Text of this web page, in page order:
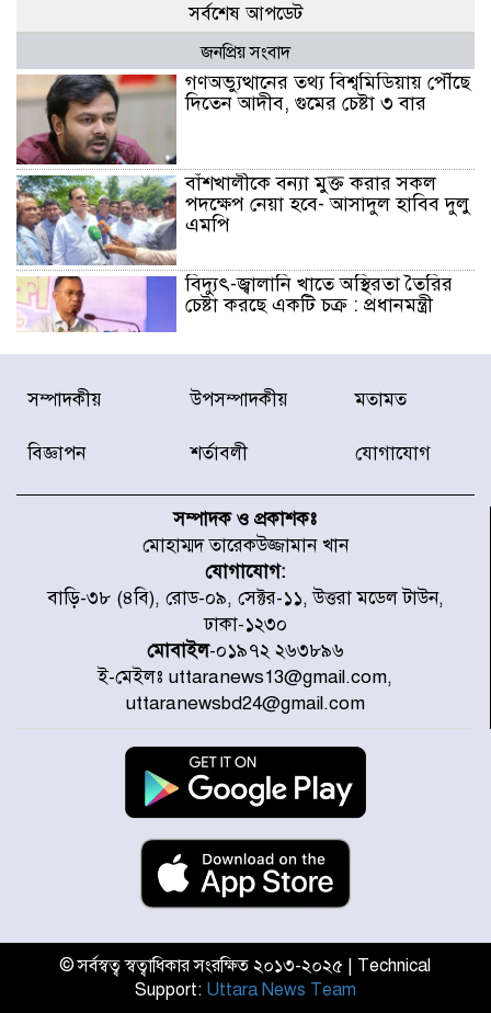
সর্বশেষ আপডেট
জনপ্রিয় সংবাদ
গণঅভ্যুত্থানের তথ্য বিশ্বমিডিয়ায় পৌঁছে
দিতেন আদীব, গুমের চেষ্টা ৩ বার
বাঁশখালীকে বন্যা মুক্ত করার সকল
পদক্ষেপ নেয়া হবে- আসাদুল হাবিব দুলু
এমপি
বিদ্যুৎ-জ্বালানি খাতে অস্থিরতা তৈরির
চেষ্টা করছে একটি চক্র : প্রধানমন্ত্রী
টাইফুন ‘ডলফিনের’ আঘাতে জাপানে
৫ আহত, চীনে বন্দর বন্ধ
বরাদ্দের ঘোষণা স্থানীয় সরকার মন্ত্রীর
জুলাই জাদুঘর ঘুরে দেখলেন এনসিপি
নেতারা
যুক্তরাষ্ট্রে দাবানল নেভাতে গিয়ে
হেলিকপ্টার বিধ্বস্ত, নিহত ১
মজুদদারের সর্বোচ্চ শাস্তি মৃত্যুদণ্ড, তাই
ভেবে মজুদ করবেন : আইনমন্ত্রী
আন্তর্জাতিক আদিবাসী দিবস: রাষ্ট্রের
দায়িত্ব ও দায়বদ্ধতা II – মং এ খেন
যৌথ প্রতিরক্ষা চুক্তি স্বাক্ষর করেছে
সম্পাদকীয় উপসম্পাদকীয় মতামত
বিজ্ঞাপন শর্তাবলী যোগাযোগ
সম্পাদক ও প্রকাশকঃ
মোহাম্মদ তারেকউজ্জামান খান
যোগাযোগ:
বাড়ি-৩৮ (৪বি), রোড-০৯, সেক্টর-১১, উত্তরা মডেল টাউন,
ঢাকা-১২৩০
মোবাইল-০১৯৭২ ২৬৩৮৯৬
ই-মেইলঃ uttaranews13@gmail.com,
uttaranewsbd24@gmail.com
© সর্বস্বত্ব স্বত্বাধিকার সংরক্ষিত ২০১৩-২০২৫ | Technical
Support: Uttara News Team